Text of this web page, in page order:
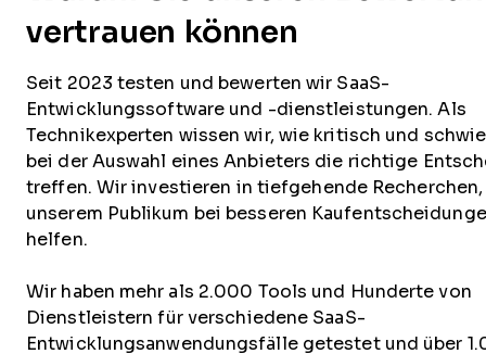
vertrauen können
Seit 2023 testen und bewerten wir SaaS-
Entwicklungssoftware und -dienstleistungen. Als
Technikexperten wissen wir, wie kritisch und
bei der Auswahl eines Anbieters die richtige
treffen. Wir investieren in tiefgehende Recherchen,
unserem Publikum bei besseren
helfen.
Wir haben mehr als 2.000 Tools und Hunderte von
Dienstleistern für verschiedene SaaS-
Entwicklungsanwendungsfälle getestet und über